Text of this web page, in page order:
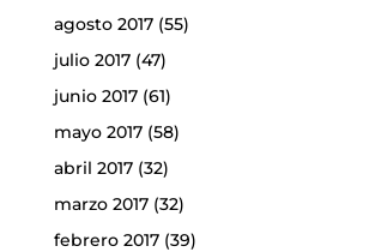
agosto 2017(55)
julio 2017(47)
junio 2017(61)
mayo 2017(58)
abril 2017(32)
marzo 2017(32)
febrero 2017(39)